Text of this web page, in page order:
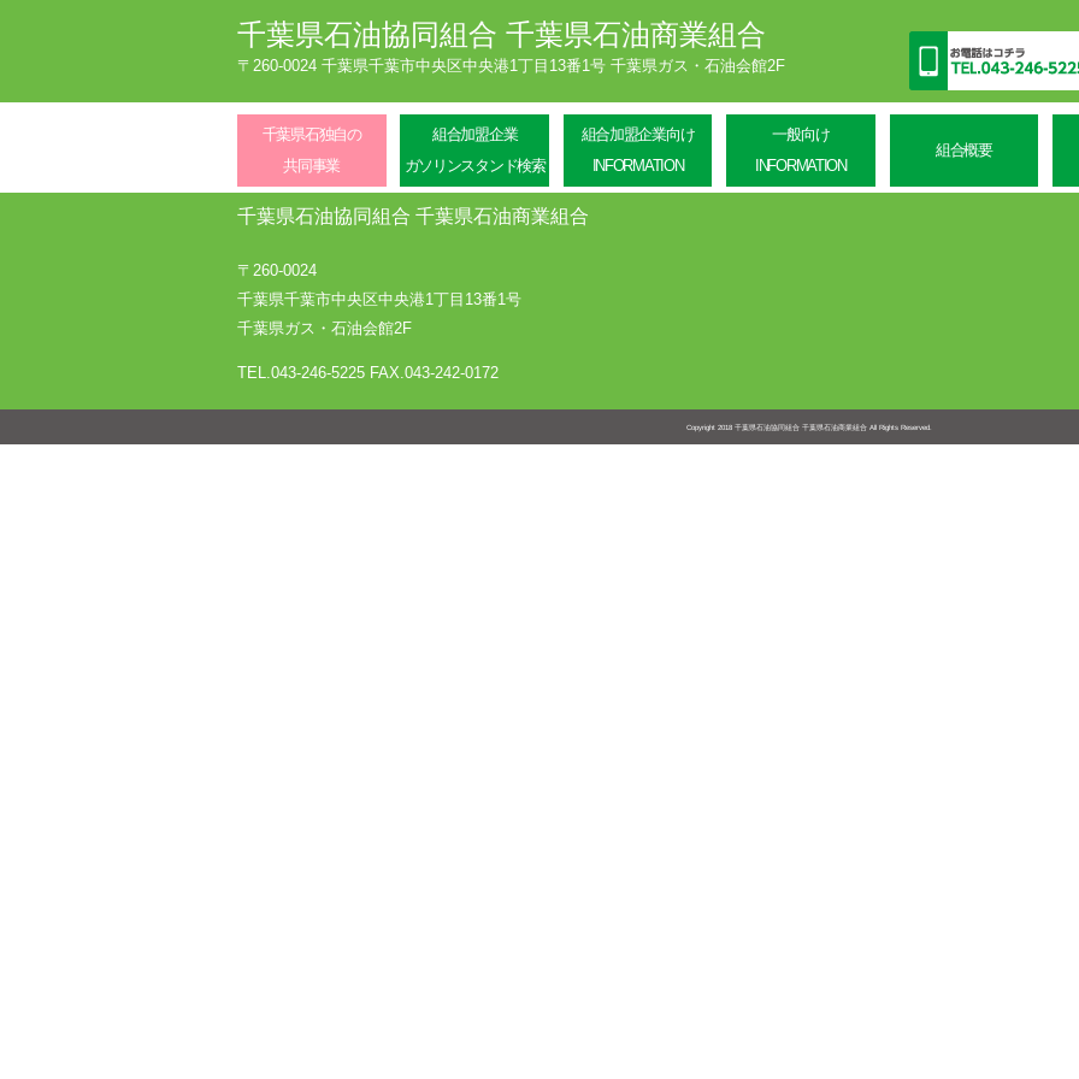
千葉県石油協同組合 千葉県石油商業組合
〒260-0024 千葉県千葉市中央区中央港1丁目13番1号 千葉県ガス・石油会館2F
千葉県石独自の
共同事業
組合加盟企業
ガソリンスタンド検索
組合加盟企業向け
INFORMATION
一般向け
INFORMATION
組合概要
千葉県石油協同組合 千葉県石油商業組合
〒260-0024
千葉県千葉市中央区中央港1丁目13番1号
千葉県ガス・石油会館2F
TEL.043-246-5225 FAX.043-242-0172
Copyright 2018 千葉県石油協同組合 千葉県石油商業組合 All Rights Reserved.